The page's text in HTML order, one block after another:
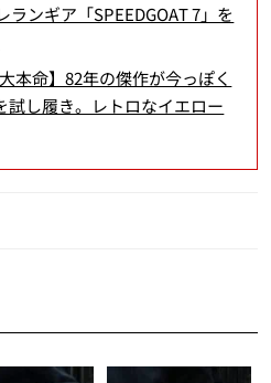
ンギア「SPEEDGOAT 7」を
本命】82年の傑作が今っぽく
試し履き。レトロなイエロー